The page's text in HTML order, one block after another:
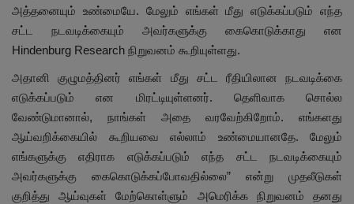
அத்தனையும் உண்மையே. மேலும் எங்கள் மீது எடுக்கப்படும் எந்த
சட்ட நடவடிக்கையும் அவர்களுக்கு கைகொடுக்காது என
Hindenburg Research நிறுவனம் கூறியுள்ளது.
அதானி குழுமத்தினர் எங்கள் மீது சட்ட ரீதியிலான நடவடிக்கை
எடுக்கப்படும் என மிரட்டியுள்ளனர். தெளிவாக சொல்ல
வேண்டுமானால், நாங்கள் அதை வரவேற்கிறோம். எங்களது
ஆய்வறிக்கையில் கூறியவை எல்லாம் உண்மையானதே. மேலும்
எங்களுக்கு எதிராக எடுக்கப்படும் எந்த சட்ட நடவடிக்கையும்
அவர்களுக்கு கைகொடுக்கப்போவதில்லை” என்று முதலீடுகள்
குறித்து ஆய்வுகள் மேற்கொள்ளும் அமெரிக்க நிறுவனம் தனது